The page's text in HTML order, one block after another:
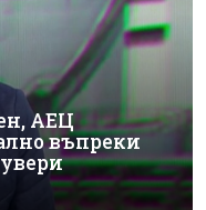
АЕЦ
въпреки